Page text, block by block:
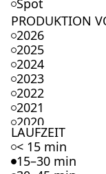
Spot
PRODUKTION
2026
2025
2024
2023
2022
2021
2020
2019
2018
2017
LAUFZEIT
< 15 min
15–30 min